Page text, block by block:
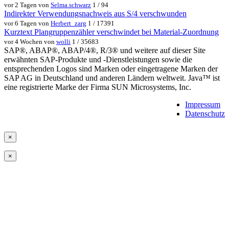
vor 2 Tagen von Selma.schwarz 1 / 94
Indirekter Verwendungsnachweis aus S/4 verschwunden
vor 6 Tagen von Herbert_zarg 1 / 17391
Kurztext Plangruppenzähler verschwindet bei Material-Zuordnung
vor 4 Wochen von wolli 1 / 35683
SAP®, ABAP®, ABAP/4®, R/3® und weitere auf dieser Site
erwähnten SAP-Produkte und -Dienstleistungen sowie die
entsprechenden Logos sind Marken oder eingetragene Marken der
SAP AG in Deutschland und anderen Ländern weltweit. Java™ ist
eine registrierte Marke der Firma SUN Microsystems, Inc.
Impressum
Datenschutz
×
×